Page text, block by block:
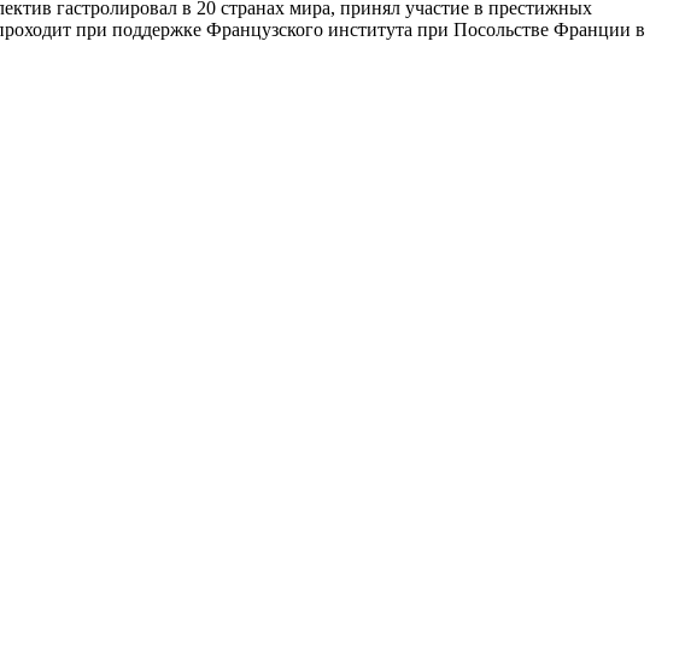
гастролировал в 20 странах мира, принял участие в престижных
при поддержке Французского института при Посольстве Франции в